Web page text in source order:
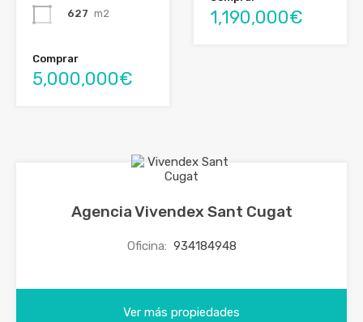
627 m2
Comprar
5,000,000€
1,190,000€
Agencia Vivendex Sant Cugat
Oficina: 934184948
Ver más propiedades